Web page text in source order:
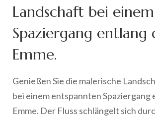
Landschaft bei einem
Spaziergang entlang
Emme.
Genießen Sie die malerische
bei einem entspannten Spaziergang
Emme. Der Fluss schlängelt sich